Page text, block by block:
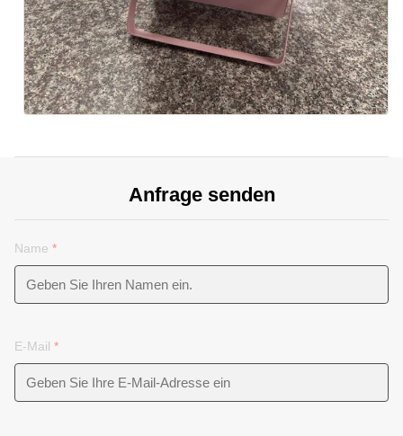
Anfrage senden
Name *
E-Mail *